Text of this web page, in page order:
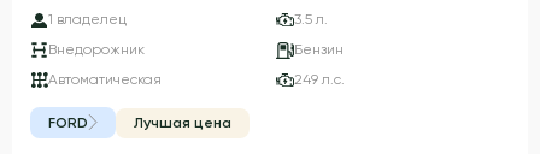
1 владелец
3.5 л.
Внедорожник
Бензин
Автоматическая
249 л.с.
FORD Лучшая цена